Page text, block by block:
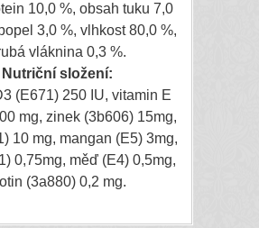
10,0 %, obsah tuku 7,0
3,0 %, vlhkost 80,0 %,
vláknina 0,3 %.
Nutriční složení:
(E671) 250 IU, vitamin E
mg, zinek (3b606) 15mg,
10 mg, mangan (E5) 3mg,
0,75mg, měď (E4) 0,5mg,
(3a880) 0,2 mg.